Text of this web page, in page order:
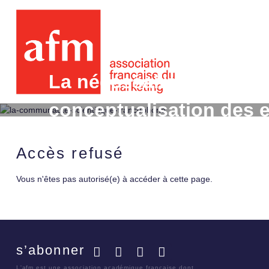
La nécessaire
conceptualisation des
Accès refusé
Vous n'êtes pas autorisé(e) à accéder à cette page.
s’abonner
L'afm est une association académique française dont